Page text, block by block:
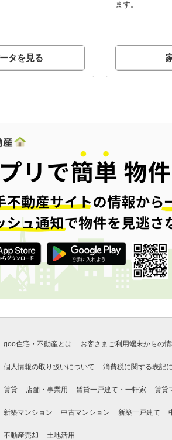
タを見る
ます。
goo住宅・不動産とは お客さまご利用端末からの
個人情報の取り扱いについて 消費税に関する表記
賃貸 店舗・事業用 賃貸一戸建て・一軒家 賃貸
新築マンション 中古マンション 新築一戸建て
不動産売却 土地活用